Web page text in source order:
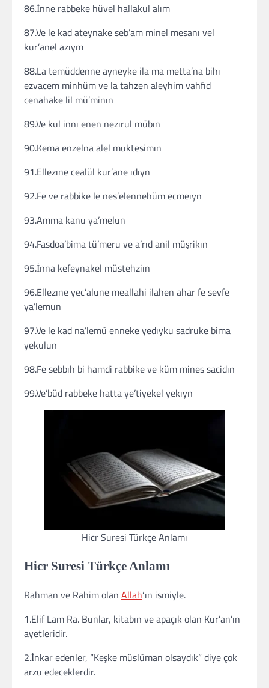
86.İnne rabbeke hüvel hallakul alım
87.Ve le kad ateynake seb’am minel mesanı vel
kur’anel azıym
88.La temüddenne ayneyke ila ma metta’na bihı
ezvacem minhüm ve la tahzen aleyhim vahfıd
cenahake lil mü’minın
89.Ve kul innı enen nezırul mübın
90.Kema enzelna alel muktesimın
91.Ellezıne cealül kur’ane ıdıyn
92.Fe ve rabbike le nes’elennehüm ecmeıyn
93.Amma kanu ya’melun
94.Fasdoa’bima tü’meru ve a’rıd anil müşrikın
95.İnna kefeynakel müstehziın
96.Ellezıne yec’alune meallahi ilahen ahar fe sevfe
ya’lemun
97.Ve le kad na’lemü enneke yedıyku sadruke bima
yekulun
98.Fe sebbıh bi hamdi rabbike ve küm mines sacidın
99.Ve’büd rabbeke hatta ye’tiyekel yekıyn
Hicr Suresi Türkçe Anlamı
Hicr Suresi Türkçe Anlamı
Rahman ve Rahim olan Allah‘ın ismiyle.
1.Elif Lam Ra. Bunlar, kitabın ve apaçık olan Kur’an’ın
ayetleridir.
2.İnkar edenler, “Keşke müslüman olsaydık” diye çok
arzu edeceklerdir.